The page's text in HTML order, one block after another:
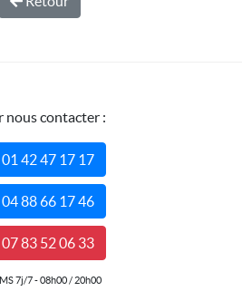
nous contacter :
42 47 17 17
88 66 17 46
83 52 06 33
7j/7 - 08h00 / 20h00